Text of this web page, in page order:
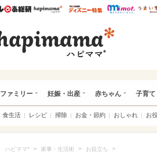
ウレぴあ総研ハピママ* ウレぴあ総研
ファミリー 妊娠・出産 赤ちゃん 子育て
食生活 レシピ 掃除 お金・節約 おしゃれ お
ハピママ* > 家事・生活術 > お役立ち >